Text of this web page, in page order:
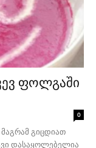
ფოლგაში
0
გიცდიათ
დასაყოლებელია